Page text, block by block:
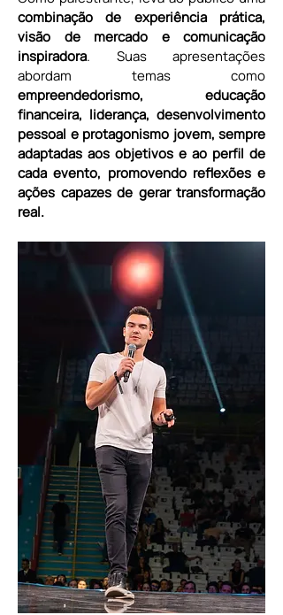
combinação de experiência prática,
visão de mercado e comunicação
inspiradora. Suas apresentações
empreendedorismo, educação
financeira, liderança, desenvolvimento
pessoal e protagonismo jovem, sempre
adaptadas aos objetivos e ao perfil de
cada evento, promovendo reflexões e
ações capazes de gerar transformação
real.